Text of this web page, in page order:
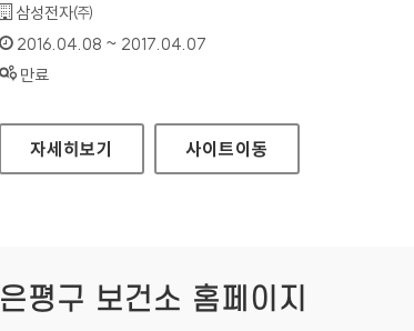
기관명 :
삼성전자㈜
인증기간 :
2016.04.08 ~ 2017.04.07
상태 :
만료
삼성전자 윤리경영 대표 홈페이지
자세히보기 사이트이동
은평구 보건소 홈페이지